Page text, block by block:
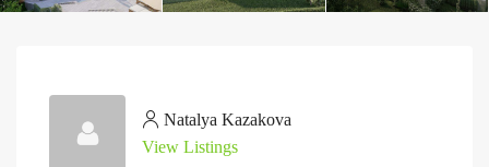
Natalya Kazakova
View Listings